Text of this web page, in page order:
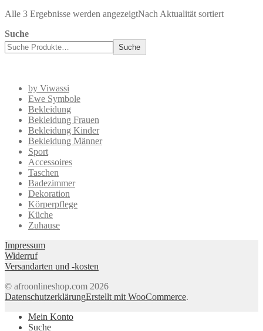
Alle 3 Ergebnisse werden angezeigtNach Aktualität sortiert
Suche
Suche
by Viwassi
Ewe Symbole
Bekleidung
Bekleidung Frauen
Bekleidung Kinder
Bekleidung Männer
Sport
Accessoires
Taschen
Badezimmer
Dekoration
Körperpflege
Küche
Zuhause
Impressum
Widerruf
Versandarten und -kosten
© afroonlineshop.com 2026
DatenschutzerklärungErstellt mit WooCommerce.
Mein Konto
Suche